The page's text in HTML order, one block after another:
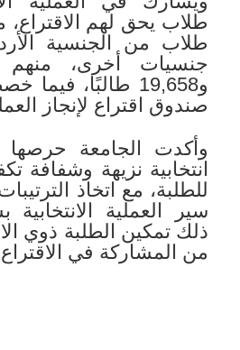
صندوق اقتراع لإنجاز
وأكدت الجامعة حرصها
انتخابية نزيهة وشفافة
للطلبة، مع اتخاذ
سير العملية
ذلك تمكين الطلبة ذوي
من المشاركة في